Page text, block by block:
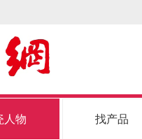
人物 找产品